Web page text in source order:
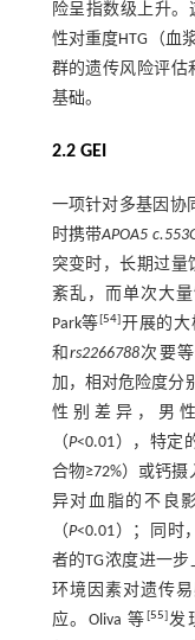
险呈指数级上升
性对重度HTG（血
群的遗传风险评估
基础。
2.2 GEI
一项针对多基因协
时携带APOA5
突变时，长期过量
紊乱，而单次大量
Park等[54]开展的
和 rs2266788次要
加，相对危险度分
性别差异，男
（P<0.01），特定
合物≥72%）或钙
异对血脂的不良
（P<0.01）；同时
者的TG浓度进一步
环境因素对遗传
应。Oliva 等 [55]发